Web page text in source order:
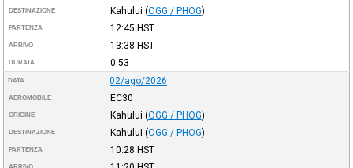
DESTINAZIONE Kahului (OGG / PHOG)
PARTENZA 12:45 HST
ARRIVO 13:38 HST
DURATA 0:53
DATA 02/ago/2026
AEROMOBILE EC30
ORIGINE Kahului (OGG / PHOG)
DESTINAZIONE Kahului (OGG / PHOG)
PARTENZA 10:28 HST